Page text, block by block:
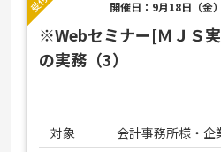
開催日：9月18日（金
※Webセミナー[ＭＪＳ
の実務（3）
対象
会計事務所様・企